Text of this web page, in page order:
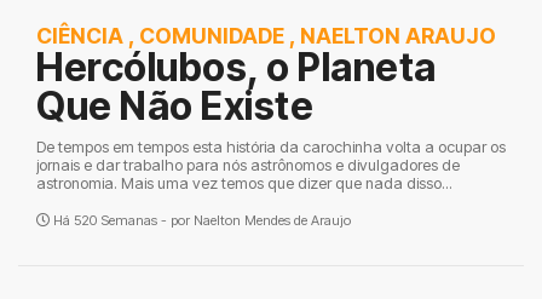
CIÊNCIA , COMUNIDADE , NAELTON ARAUJO
Hercólubos, o Planeta
Que Não Existe
De tempos em tempos esta história da carochinha volta a ocupar os
jornais e dar trabalho para nós astrônomos e divulgadores de
astronomia. Mais uma vez temos que dizer que nada disso...
Há 520 Semanas - por Naelton Mendes de Araujo